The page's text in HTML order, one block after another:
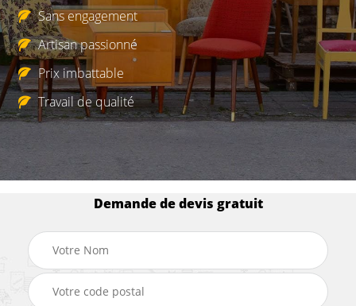
Sans engagement
Artisan passionné
Prix imbattable
Travail de qualité
Demande de devis gratuit